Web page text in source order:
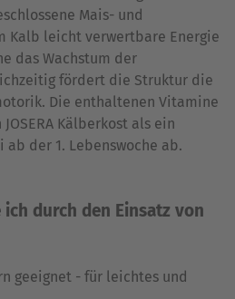
Mais- und
Kalb leicht verwertbare Energie
das Wachstum der
fördert die Struktur die
Die enthaltenen Vitamine
Kälberkost als ein
der 1. Lebenswoche ab.
durch den Einsatz von
geeignet - für leichtes und